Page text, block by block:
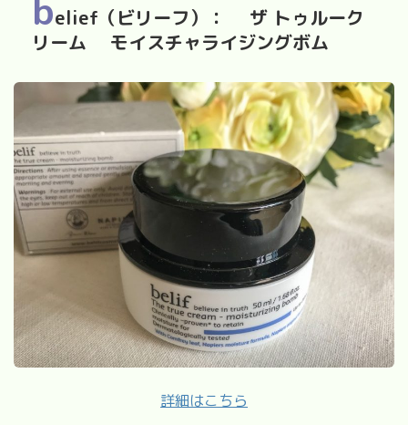
belief（ビリーフ）： ザ トゥルーク
リーム モイスチャライジングボム
詳細はこちら